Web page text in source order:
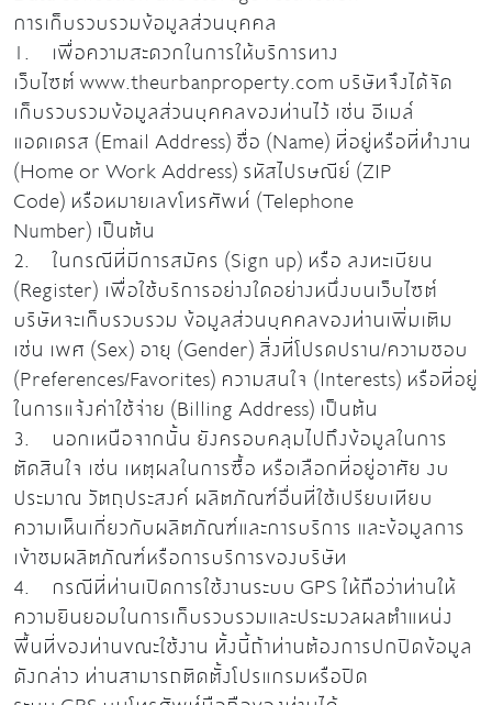
การเก็บรวบรวมข้อมูลส่วนบุคคล
1. เพื่อความสะดวกในการให้บริการทาง
เว็บไซต์ www.theurbanproperty.com บริษัทจึงได้จัด
เก็บรวบรวมข้อมูลส่วนบุคคลของท่านไว้ เช่น อีเมล์
แอดเดรส (Email Address) ชื่อ (Name) ที่อยู่หรือที่ทำงาน
(Home or Work Address) รหัสไปรษณีย์ (ZIP
Code) หรือหมายเลขโทรศัพท์ (Telephone
Number) เป็นต้น
2. ในกรณีที่มีการสมัคร (Sign up) หรือ ลงทะเบียน
(Register) เพื่อใช้บริการอย่างใดอย่างหนึ่งบนเว็บไซต์
บริษัทจะเก็บรวบรวม ข้อมูลส่วนบุคคลของท่านเพิ่มเติม
เช่น เพศ (Sex) อายุ (Gender) สิ่งที่โปรดปราน/ความชอบ
(Preferences/Favorites) ความสนใจ (Interests) หรือที่อยู่
ในการแจ้งค่าใช้จ่าย (Billing Address) เป็นต้น
3. นอกเหนือจากนั้น ยังครอบคลุมไปถึงข้อมูลในการ
ตัดสินใจ เช่น เหตุผลในการซื้อ หรือเลือกที่อยู่อาศัย งบ
ประมาณ วัตถุประสงค์ ผลิตภัณฑ์อื่นที่ใช้เปรียบเทียบ
ความเห็นเกี่ยวกับผลิตภัณฑ์และการบริการ และข้อมูลการ
เข้าชมผลิตภัณฑ์หรือการบริการของบริษัท
4. กรณีที่ท่านเปิดการใช้งานระบบ GPS ให้ถือว่าท่านให้
ความยินยอมในการเก็บรวบรวมและประมวลผลตำแหน่ง
พื้นที่ของท่านขณะใช้งาน ทั้งนี้ถ้าท่านต้องการปกปิดข้อมูล
ดังกล่าว ท่านสามารถติดตั้งโปรแกรมหรือปิด